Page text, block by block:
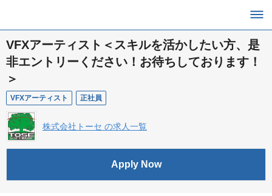
VFXアーティスト＜スキルを活かしたい方、是
非エントリーください！お待ちしております！
＞
VFXアーティスト 正社員
株式会社トーセ の求人一覧
Apply Now